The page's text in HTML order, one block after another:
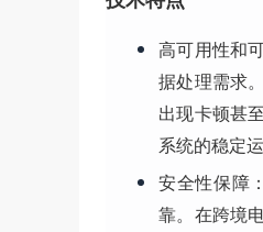
高可用性和
据处理需求
出现卡顿甚
系统的稳定运
安全性保障
靠。在跨境